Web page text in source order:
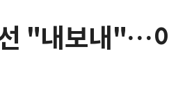
선 "내보내"…